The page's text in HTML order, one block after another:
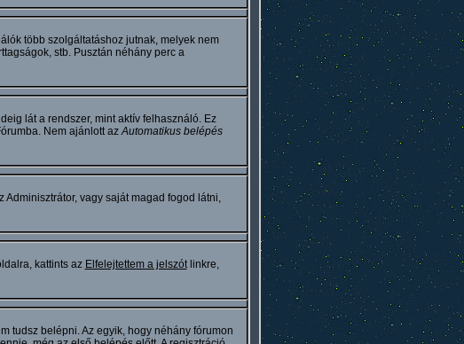
több szolgáltatáshoz jutnak, melyek nem
stb. Pusztán néhány perc a
lát a rendszer, mint aktív felhasználó. Ez
Nem ajánlott azAutomatikus belépés
Adminisztrátor, vagy saját magad fogod látni,
kattints az Elfelejtettem a jelszótlinkre,
tudsz belépni. Az egyik, hogy néhány fórumon